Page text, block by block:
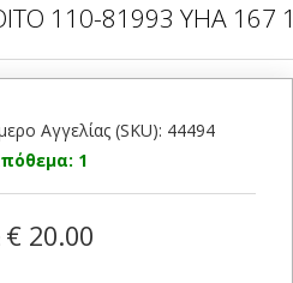
110-81993 YHA 167
Αγγελίας (SKU): 44494
1
€ 20.00